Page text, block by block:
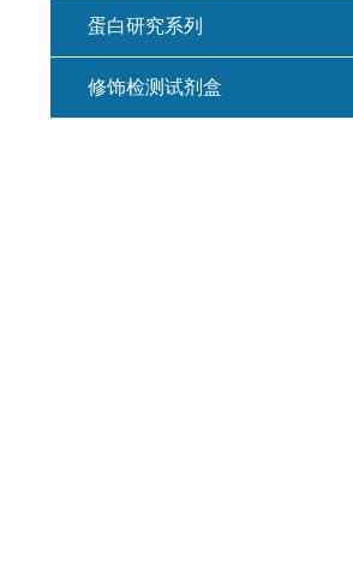
蛋白研究系列
修饰检测试剂盒